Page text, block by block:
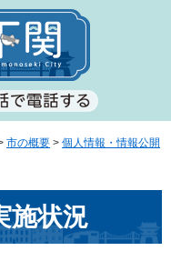
市の概要 > 個人情報・情報公開
施状況